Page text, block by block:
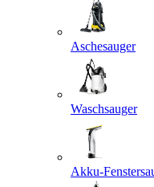
Aschesauger
Waschsauger
Akku-